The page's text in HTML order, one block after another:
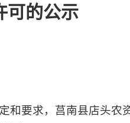
12345热线
可的公示
和要求，莒南县店头农